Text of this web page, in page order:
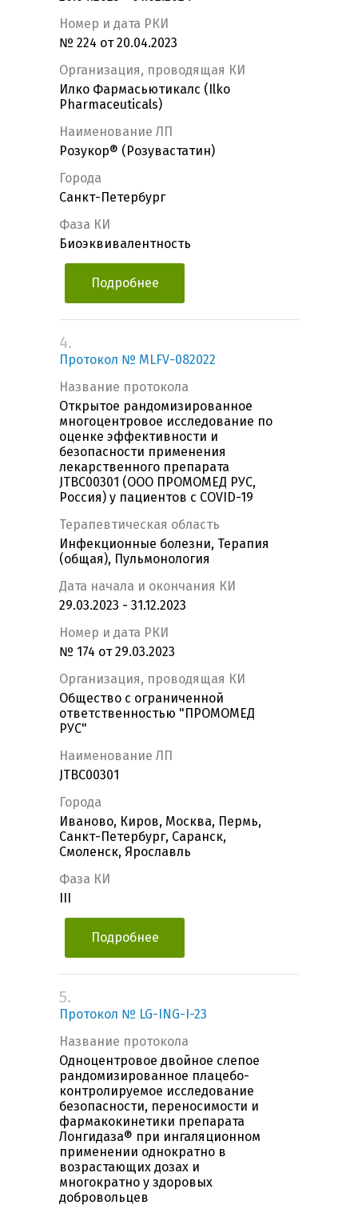
Номер и дата РКИ
№ 224 от 20.04.2023
Организация, проводящая КИ
Илко Фармасьютикалс (Ilko
Pharmaceuticals)
Наименование ЛП
Розукор® (Розувастатин)
Города
Санкт-Петербург
Фаза КИ
Биоэквивалентность
Подробнее
4.
Протокол № MLFV-082022
Название протокола
Открытое рандомизированное
многоцентровое исследование по
оценке эффективности и
безопасности применения
лекарственного препарата
JTBC00301 (ООО ПРОМОМЕД РУС,
Россия) у пациентов с COVID-19
Терапевтическая область
Инфекционные болезни, Терапия
(общая), Пульмонология
Дата начала и окончания КИ
29.03.2023 - 31.12.2023
Номер и дата РКИ
№ 174 от 29.03.2023
Организация, проводящая КИ
Общество с ограниченной
ответственностью "ПРОМОМЕД
РУС"
Наименование ЛП
JTBC00301
Города
Иваново, Киров, Москва, Пермь,
Санкт-Петербург, Саранск,
Смоленск, Ярославль
Фаза КИ
Подробнее
5.
Протокол № LG-ING-I-23
Название протокола
Одноцентровое двойное слепое
рандомизированное плацебо-
контролируемое исследование
безопасности, переносимости и
фармакокинетики препарата
Лонгидаза® при ингаляционном
применении однократно в
возрастающих дозах и
многократно у здоровых
добровольцев